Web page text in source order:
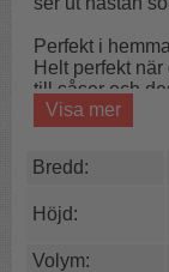
Perfekt i
Helt perfekt
till såser och
Droppkork
Vackert
Vackert
Starkt och
Visa mer
Bredd:
Höjd:
Volym: